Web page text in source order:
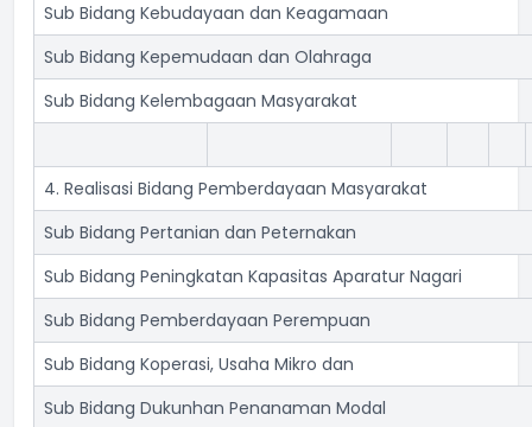
Sub Bidang Kebudayaan dan Keagamaan
Sub Bidang Kepemudaan dan Olahraga
Sub Bidang Kelembagaan Masyarakat
4. Realisasi Bidang Pemberdayaan Masyarakat
Sub Bidang Pertanian dan Peternakan
Sub Bidang Peningkatan Kapasitas Aparatur Nagari
Sub Bidang Pemberdayaan Perempuan
Sub Bidang Koperasi, Usaha Mikro dan
Sub Bidang Dukunhan Penanaman Modal